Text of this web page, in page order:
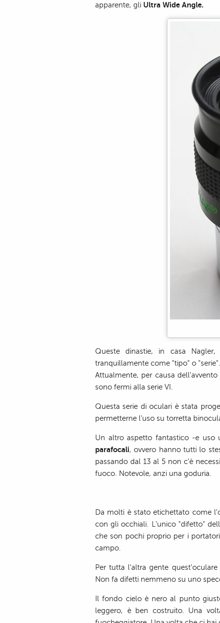
apparente, gli Ultra Wide Angle.
Queste dinastie, in casa
tranquillamente come "tipo" o "serie".
Attualmente, per causa
sono fermi alla serie VI.
Questa serie di oculari è stata
permetterne l'uso su torretta
Un altro aspetto fantastico -e uso
parafocali, ovvero hanno tutti lo
passando dal 13 al 5 non c'è
fuoco. Notevole, anzi una goduria.
Da molti è stato etichettato come
con gli occhiali. L'unico "difetto"
che son pochi proprio per i
campo.
Per tutta l'altra gente
Non fa difetti nemmeno su uno
Il fondo cielo è nero al punto
leggero, è ben costruito. Una